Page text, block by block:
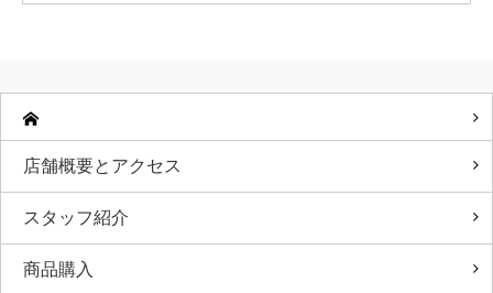
店舗概要とアクセス
スタッフ紹介
商品購入